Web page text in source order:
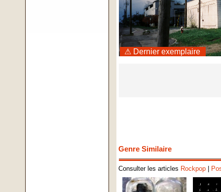
⚠ Dernier exemplaire
Genre Similaire
Consulter les articles Rockpop